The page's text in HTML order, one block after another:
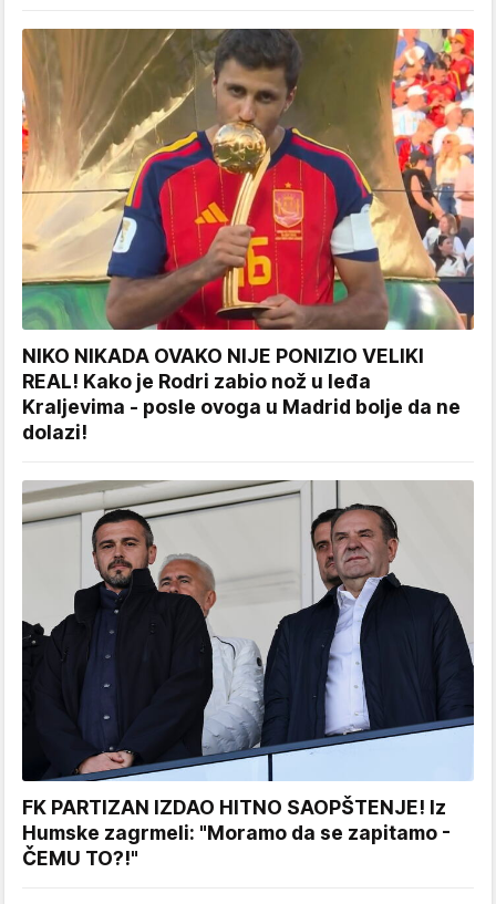
NIKO NIKADA OVAKO NIJE PONIZIO VELIKI
REAL! Kako je Rodri zabio nož u leđa
Kraljevima - posle ovoga u Madrid bolje da ne
dolazi!
FK PARTIZAN IZDAO HITNO SAOPŠTENJE! Iz
Humske zagrmeli: "Moramo da se zapitamo -
ČEMU TO?!"